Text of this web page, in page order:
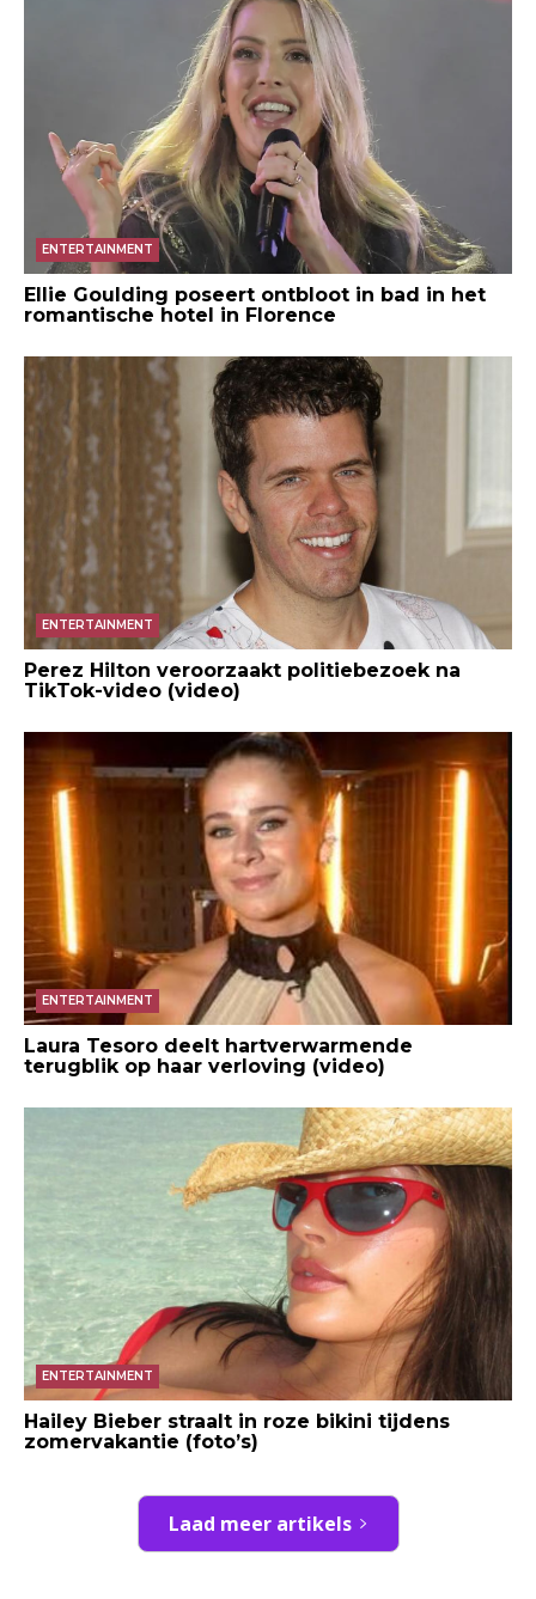
ENTERTAINMENT
Ellie Goulding poseert ontbloot in bad in het
romantische hotel in Florence
ENTERTAINMENT
Perez Hilton veroorzaakt politiebezoek na
TikTok-video (video)
ENTERTAINMENT
Laura Tesoro deelt hartverwarmende
terugblik op haar verloving (video)
ENTERTAINMENT
Hailey Bieber straalt in roze bikini tijdens
zomervakantie (foto’s)
Laad meer artikels